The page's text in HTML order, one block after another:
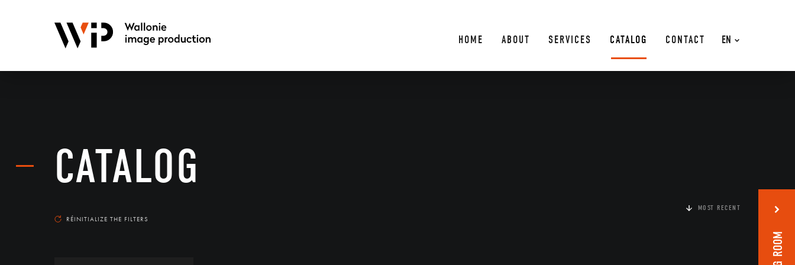
EN
HOME ABOUT SERVICES CATALOG CONTACT
CATALOG
RÉINITIALIZE THE FILTERS
MOST RECENT